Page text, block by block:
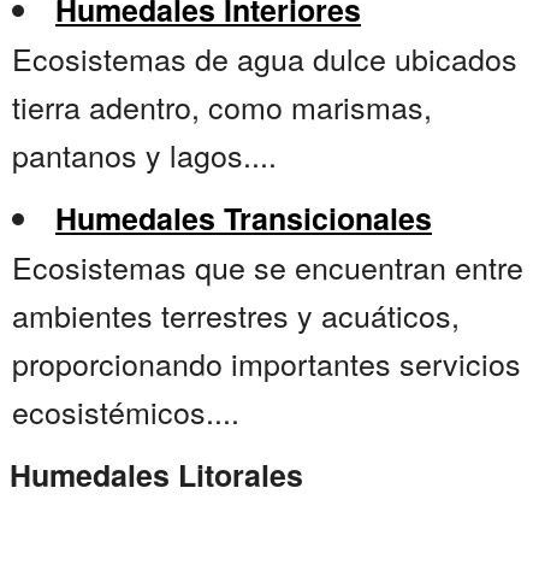
Humedales Interiores
Ecosistemas de agua dulce ubicados
tierra adentro, como marismas,
pantanos y lagos....
Humedales Transicionales
Ecosistemas que se encuentran entre
ambientes terrestres y acuáticos,
proporcionando importantes servicios
ecosistémicos....
Humedales Litorales